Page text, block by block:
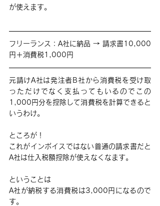
が使えます。
フリーランス：A社に納品 → 請求書10,000
円＋消費税1,000円
元請けA社は発注者B社から消費税を受け取
っただけでなく支払ってもいるのでこの
1,000円分を控除して消費税を計算できると
いうわけ。
ところが！
これがインボイスではない普通の請求書だと
A社は仕入税額控除が使えなくなます。
ということは
A社が納税する消費税は3,000円になるので
す。